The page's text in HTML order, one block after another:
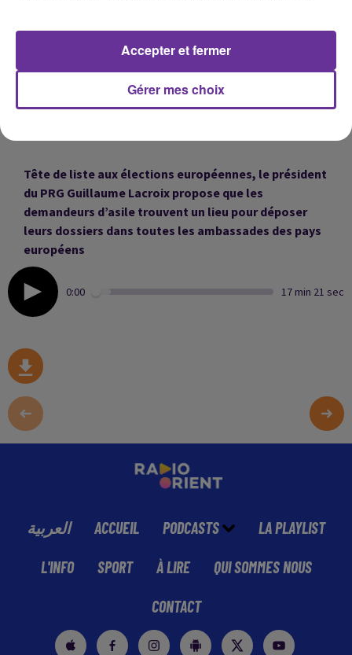
campagne de don du sang pour renouveler les
Tête de liste aux élections européennes, le président
du PRG Guillaume Lacroix propose que les
demandeurs d’asile trouvent un lieu pour déposer
leurs dossiers dans toutes les ambassades des pays
européens
0:00 17 min 21 sec
العربية ACCUEIL PODCASTS LA PLAYLIST
L'INFO SPORT À LIRE QUI SOMMES NOUS
CONTACT
Gérer mes choix
Accepter et fermer